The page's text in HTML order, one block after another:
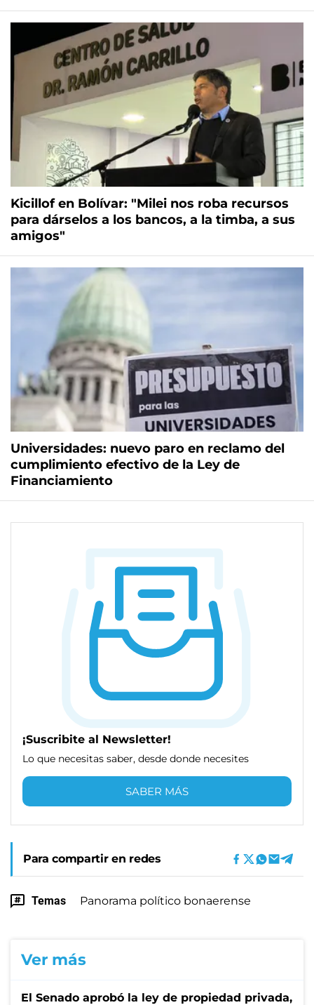
Kicillof en Bolívar: "Milei nos roba recursos
para dárselos a los bancos, a la timba, a sus
amigos"
Universidades: nuevo paro en reclamo del
cumplimiento efectivo de la Ley de
Financiamiento
¡Suscribite al Newsletter!
Lo que necesitas saber, desde donde necesites
SABER MÁS
Para compartir en redes
Temas Panorama político bonaerense
Ver más
El Senado aprobó la ley de propiedad privada,